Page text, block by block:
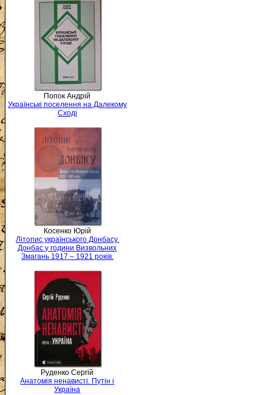
Попок Андрій
Українські поселення на Далекому
Сході
Косенко Юрій
Літопис українського Донбасу.
Донбас у години Визвольних
Змагань 1917 – 1921 років.
Руденко Сергій
Анатомія ненависті. Путін і
Україна